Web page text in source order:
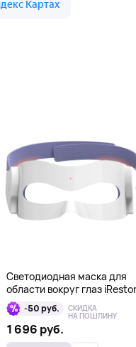
Светодиодная маска для
области вокруг глаз
Illumina LED Eye Mask
-50 руб. СКИДКА
НА ПОШЛИНУ
1 696 руб.